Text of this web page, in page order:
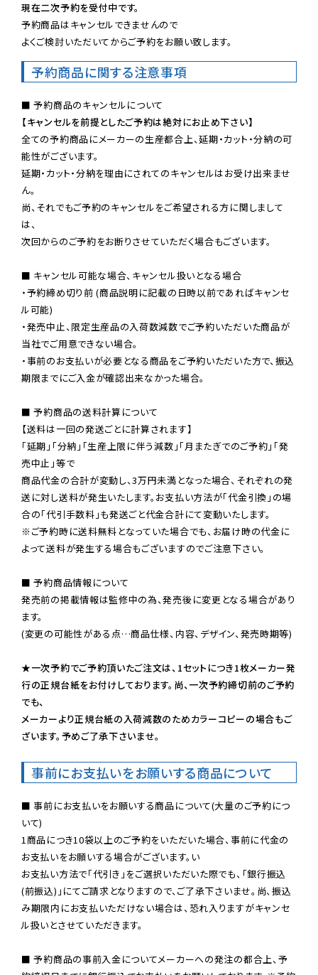
現在二次予約を受付中です。
予約商品はキャンセルできませんので
よくご検討いただいてからご予約をお願い致します。
予約商品に関する注意事項
【キャンセルを前提としたご予約は絶対にお止め下さい】
全ての予約商品にメーカーの生産都合上、延期・カット・分納の可
能性がございます。
延期・カット・分納を理由にされてのキャンセルはお受け出来ませ
ん。
尚、それでもご予約のキャンセルをご希望される方に関しまして
は、
次回からのご予約をお断りさせていただく場合もございます。
■ キャンセル可能な場合、キャンセル扱いとなる場合
・予約締め切り前 (商品説明に記載の日時以前であればキャンセ
ル可能)
・発売中止、限定生産品の入荷数減数でご予約いただいた商品が
当社でご用意できない場合。
・事前のお支払いが必要となる商品をご予約いただいた方で、振込
期限までにご入金が確認出来なかった場合。
■ 予約商品の送料計算について
【送料は一回の発送ごとに計算されます】
「延期」「分納」「生産上限に伴う減数」「月またぎでのご予約」「発
売中止」等で
商品代金の合計が変動し、3万円未満となった場合、それぞれの発
送に対し送料が発生いたします。お支払い方法が「代金引換」の場
※ご予約時に送料無料となっていた場合でも、お届け時の代金に
よって送料が発生する場合もございますのでご注意下さい。
■ 予約商品情報について
発売前の掲載情報は監修中の為、発売後に変更となる場合があり
ます。
(変更の可能性がある点…商品仕様、内容、デザイン、発売時期等)
★一次予約でご予約頂いたご注文は、1セットにつき1枚メーカー発
行の正規台紙をお付けしております。尚、一次予約締切前のご予約
でも、
メーカーより正規台紙の入荷減数のためカラーコピーの場合もご
ざいます。予めご了承下さいませ。
事前にお支払いをお願いする商品について
■ 事前にお支払いをお願いする商品について(大量のご予約につ
いて)
1商品につき10袋以上のご予約をいただいた場合、事前に代金の
お支払いをお願いする場合がございます。い
お支払い方法で「代引き」をご選択いただいた際でも、「銀行振込
(前振込)」にてご請求となりますので、ご了承下さいませ。尚、振込
み期限内にお支払いただけない場合は、恐れ入りますがキャンセ
ル扱いとさせていただきます。
■ 予約商品の事前入金についてメーカーへの発注の都合上、予